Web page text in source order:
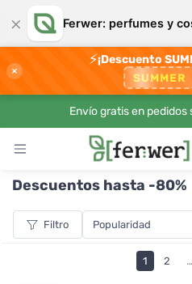
× Ferwer: perfumes y
×
⚡¡Descuento
SUMMER
Envío gratis en pedidos
Descuentos hasta -80%
Filtro
1 2 …